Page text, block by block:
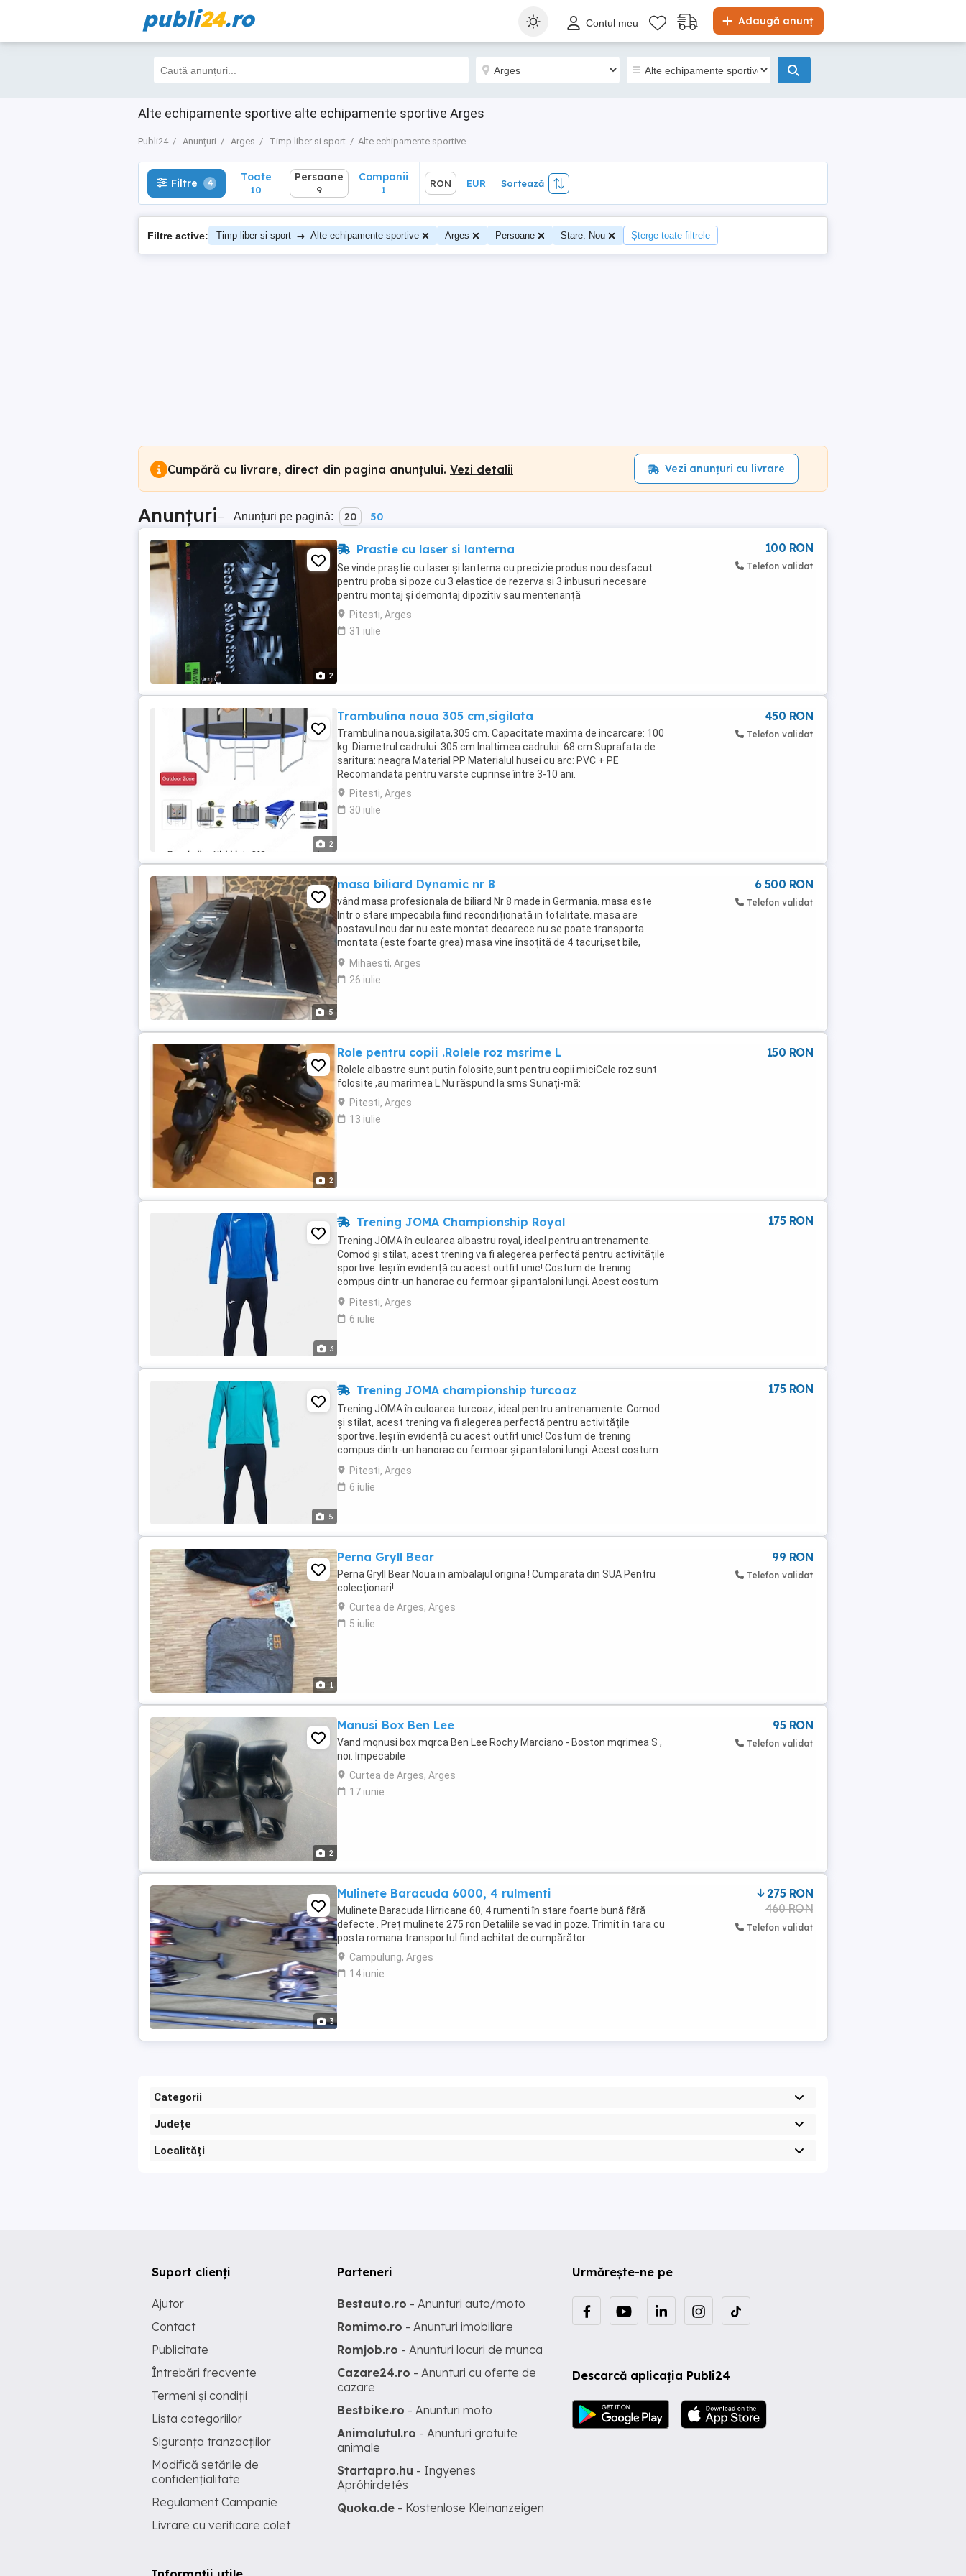
publi24.ro Adaugă anunț
Contul meu
Alte echipamente sportive alte echipamente sportive Arges
Publi24 Anunțuri Arges Timp liber si sport Alte echipamente sportive
Filtre 4 Toate
10
Sortează
Filtre 4 Toate
10
Persoane
9
Companii
1
RON EUR Sortează
Filtre active: Timp liber si sport → Alte echipamente sportive Arges Persoane Stare: Nou Șterge toate filtrele
Cumpără cu livrare, direct din pagina anunțului. Vezi detalii Vezi anunțuri cu livrare
Anunțuri– Anunțuri pe pagină: 20 50
2
Prastie cu laser si lanterna
Se vinde praștie cu laser și lanterna cu precizie produs nou desfacut
pentru proba si poze cu 3 elastice de rezerva si 3 inbusuri necesare
pentru montaj și demontaj dipozitiv sau mentenanță
Pitesti, Arges
31 iulie
100 RON
Telefon validat
2
Trambulina noua 305 cm,sigilata
Trambulina noua,sigilata,305 cm. Capacitate maxima de incarcare: 100
kg. Diametrul cadrului: 305 cm Inaltimea cadrului: 68 cm Suprafata de
saritura: neagra Material PP Materialul husei cu arc: PVC + PE
Recomandata pentru varste cuprinse între 3-10 ani.
Pitesti, Arges
30 iulie
450 RON
Telefon validat
5
masa biliard Dynamic nr 8
vând masa profesionala de biliard Nr 8 made in Germania. masa este
Intr o stare impecabila fiind recondiționată in totalitate. masa are
postavul nou dar nu este montat deoarece nu se poate transporta
montata (este foarte grea) masa vine însoțită de 4 tacuri,set bile,
triunghi,creta și lampa biliard.
Mihaesti, Arges
26 iulie
6 500 RON
Telefon validat
2
Role pentru copii .Rolele roz msrime L
Rolele albastre sunt putin folosite,sunt pentru copii miciCele roz sunt
folosite ,au marimea L.Nu răspund la sms Sunați-mă:
Pitesti, Arges
13 iulie
150 RON
3
Trening JOMA Championship Royal
Trening JOMA în culoarea albastru royal, ideal pentru antrenamente.
Comod și stilat, acest trening va fi alegerea perfectă pentru activitățile
sportive. Ieși în evidență cu acest outfit unic! Costum de trening
compus dintr-un hanorac cu fermoar și pantaloni lungi. Acest costum
de trening poate fi purtat ...
Pitesti, Arges
6 iulie
175 RON
5
Trening JOMA championship turcoaz
Trening JOMA în culoarea turcoaz, ideal pentru antrenamente. Comod
și stilat, acest trening va fi alegerea perfectă pentru activitățile
sportive. Ieși în evidență cu acest outfit unic! Costum de trening
compus dintr-un hanorac cu fermoar și pantaloni lungi. Acest costum
de trening poate fi purtat atât ...
Pitesti, Arges
6 iulie
175 RON
1
Perna Gryll Bear
Perna Gryll Bear Noua in ambalajul origina ! Cumparata din SUA Pentru
colecționari!
Curtea de Arges, Arges
5 iulie
99 RON
Telefon validat
2
Manusi Box Ben Lee
Vand mqnusi box mqrca Ben Lee Rochy Marciano - Boston mqrimea S ,
noi. Impecabile
Curtea de Arges, Arges
17 iunie
95 RON
Telefon validat
3
Mulinete Baracuda 6000, 4 rulmenti
Mulinete Baracuda Hirricane 60, 4 rumenti în stare foarte bună fără
defecte . Preț mulinete 275 ron Detaliile se vad in poze. Trimit în tara cu
posta romana transportul fiind achitat de cumpărător
Campulung, Arges
14 iunie
275 RON
460 RON
Telefon validat
Categorii
Județe
Localități
Urmărește-ne pe
Descarcă aplicația Publi24
Suport clienți
Ajutor
Contact
Publicitate
Întrebări frecvente
Termeni și condiții
Lista categoriilor
Siguranța tranzacțiilor
Modifică setările de
confidențialitate
Regulament Campanie
Livrare cu verificare colet
Parteneri
Bestauto.ro - Anunturi auto/moto
Romimo.ro - Anunturi imobiliare
Romjob.ro - Anunturi locuri de munca
Cazare24.ro - Anunturi cu oferte de
cazare
Bestbike.ro - Anunturi moto
Animalutul.ro - Anunturi gratuite
animale
Startapro.hu - Ingyenes
Apróhirdetés
Quoka.de - Kostenlose Kleinanzeigen